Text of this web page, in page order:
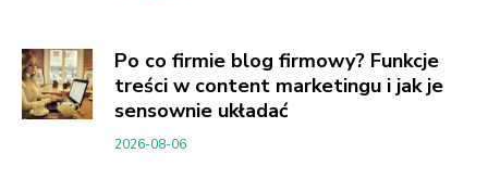
Po co firmie blog firmowy? Funkcje
treści w content marketingu i jak je
sensownie układać
2026-08-06